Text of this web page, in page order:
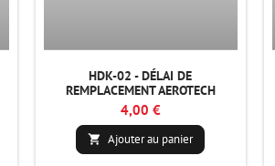
HDK-02 - DÉLAI DE
REMPLACEMENT AEROTECH
4,00 €
 Ajouter au panier